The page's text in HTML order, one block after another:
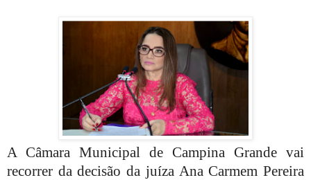
A Câmara Municipal de Campina Grande vai
recorrer da decisão da juíza Ana Carmem Pereira